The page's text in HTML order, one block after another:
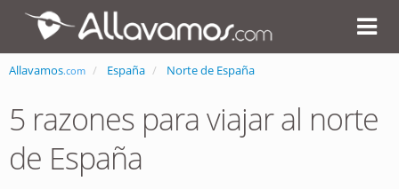
Allavamos.com España Norte de España
5 razones para viajar al norte
de España